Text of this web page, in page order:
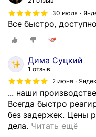
30 июля
Все быстро,
Дима Суцкий
1 отзыв
2 июня
... наши
Всегда быстро
без задержек. Цены
дела. Читать ещёС